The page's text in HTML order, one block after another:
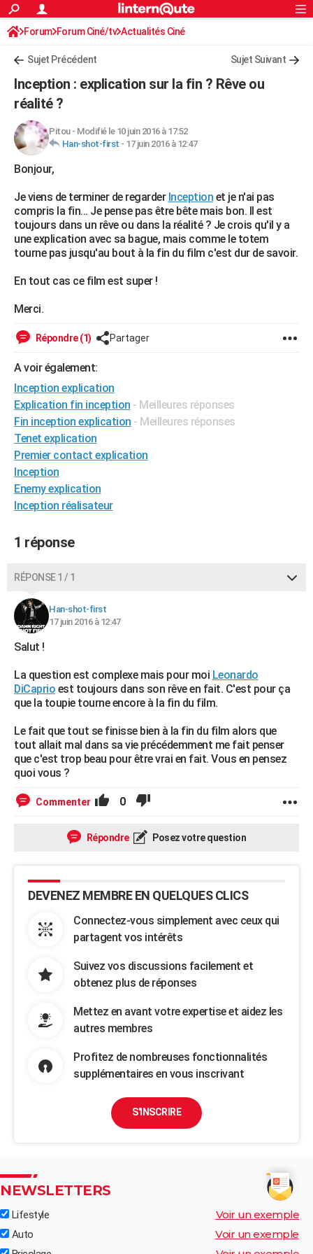
ACTUALITÉS
Politique
Société
Faits Divers
Education
Monde
Villes
+
Programme TV
Streaming
Cinéma
Sorties cinéma
Musique
FINANCE
Retraite
Impôts
Epargne
Immobilier
Risques naturels par ville
Banque
Assurance
Crédit
AUTO
Essais
Réserver un essai
Citadines
Berlines
SUV
Forum auto
HIGH-TECH
Forum
Aménagement intérieur
Extérieur
Cuisine
Salle de bains
Jardinage
Rangement
WEEK-END
Guides de France
Escapades
Patrimoine
Expositions
Musées
Week-end nature
+LIFESTYLE
VOYAGE
PHOTO
BONS PLANS
CARTE DE VOEUX
Carte de Noël
Carte Bonne année
Carte Saint-Valentin
Carte Pâques
Carte d'anniversaire
DICTIONNAIRE
Dictionnaire
Biographies
Citations
Expressions
Proverbes
PROGRAMME TV
COPAINS D'AVANT
Bricolage
Lifestyle
Culture
Sport
Auto
Television
Voyage
Cinema
S'inscrire
Connexion
Forum Forum Ciné/tv Actualités Ciné
Sujet Précédent Sujet Suivant
Inception : explication sur la fin ? Rêve ou
réalité ?
Pitou- Modifié le 10 juin 2016 à 17:52
Han-shot-first - 17 juin 2016 à 12:47
Bonjour,
Je viens de terminer de regarder Inception et je n'ai pas
compris la fin... Je pense pas être bête mais bon. Il est
toujours dans un rêve ou dans la réalité ? Je crois qu'il y a
une explication avec sa bague, mais comme le totem
tourne pas jusqu'au bout à la fin du film c'est dur de savoir.
En tout cas ce film est super !
Merci.
Répondre (1) Partager
A voir également:
Inception explication
Explication fin inception - Meilleures réponses
Fin inception explication - Meilleures réponses
Tenet explication
Premier contact explication
Inception
Enemy explication
Inception réalisateur
1 réponse
RÉPONSE 1 / 1
Han-shot-first
17 juin 2016 à 12:47
Salut !
La question est complexe mais pour moi Leonardo
DiCaprio est toujours dans son rêve en fait. C'est pour ça
que la toupie tourne encore à la fin du film.
Le fait que tout se finisse bien à la fin du film alors que
tout allait mal dans sa vie précédemment me fait penser
que c'est trop beau pour être vrai en fait. Vous en pensez
quoi vous ?
Commenter 0
Répondre Posez votre question
DEVENEZ MEMBRE EN QUELQUES CLICS
Connectez-vous simplement avec ceux qui
partagent vos intérêts
Suivez vos discussions facilement et
obtenez plus de réponses
Mettez en avant votre expertise et aidez les
autres membres
Profitez de nombreuses fonctionnalités
supplémentaires en vous inscrivant
S'INSCRIRE
NEWSLETTERS
Lifestyle Voir un exemple
Auto Voir un exemple